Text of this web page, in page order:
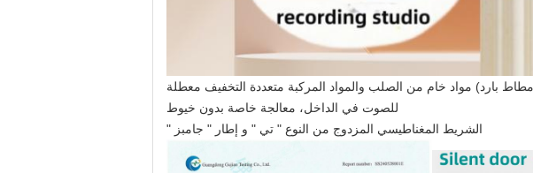
المعادية للصوت باستخدام مركب خاص من المواد، (1.5 ملم مطاط بارد) مواد خام من الصلب والمواد المركبة متعددة التخفيف معطلة
للصوت في الداخل، معالجة خاصة بدون خيوط
الشريط المغناطيسي المزدوج من النوع " تي " و إطار " جامبز "